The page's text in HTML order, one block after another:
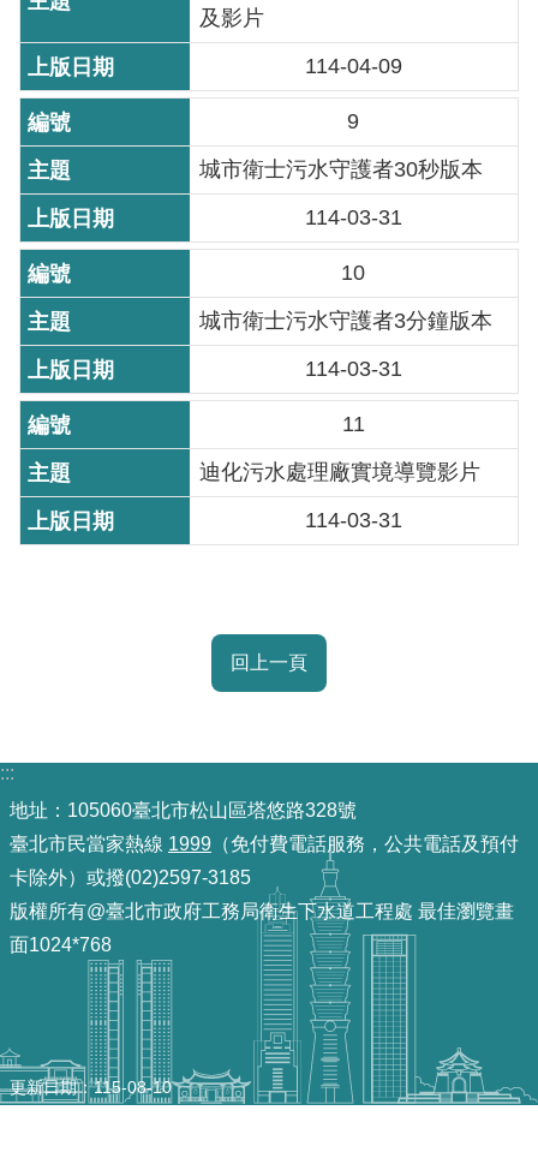
網
站
導
覽
回
頁
English
常
見
問
答
陳
情
TAIPEI
PASS
臺
北
通
站
資
及影片
114-04-09
9
城市衛士污水守護者30秒版本
114-03-31
10
城市衛士污水守護者3分鐘版本
114-03-31
11
迪化污水處理廠實境導覽影片
114-03-31
回上一頁
:::
地址：105060臺北市松山區塔悠路328號
臺北市民當家熱線 1999 （免付費電話服務，公共電話及預付
卡除外）或撥(02)2597-3185
版權所有@臺北市政府工務局衛生下水道工程處 最佳瀏覽畫
面1024*768
更新日期 115-08-10